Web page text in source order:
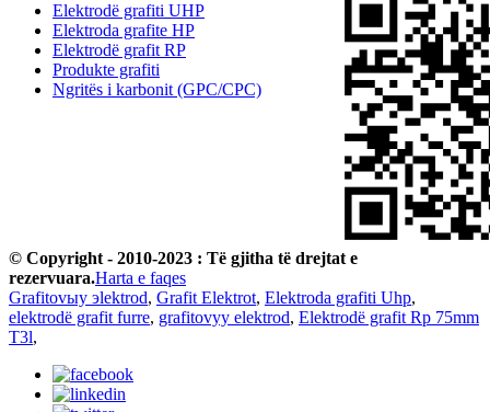
Elektrodë grafiti UHP
Elektroda grafite HP
Elektrodë grafit RP
Produkte grafiti
Ngritës i karbonit (GPC/CPC)
© Copyright - 2010-2023 : Të gjitha të drejtat e
rezervuara.Harta e faqes
Grafitovыy эlektrod, Grafit Elektrot, Elektroda grafiti Uhp,
elektrodë grafit furre, grafitovyy elektrod, Elektrodë grafit Rp 75mm
T3l,